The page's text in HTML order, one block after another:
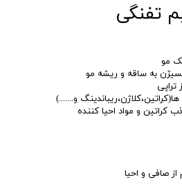
تفنگی
مو
به ساقه و ریشه مو
تراپی
و.......)
کراتین و مواد احیا کننده
از صافی و احیا